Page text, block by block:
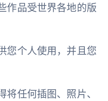
作品受世界各地的版
您个人使用，并且您
任何插图、照片、